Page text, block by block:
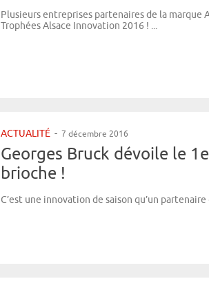
Plusieurs entreprises partenaires de la marque
Trophées Alsace Innovation 2016 ! ...
ACTUALITÉ - 7 décembre 2016
Georges Bruck dévoile le
brioche !
C’est une innovation de saison qu’un